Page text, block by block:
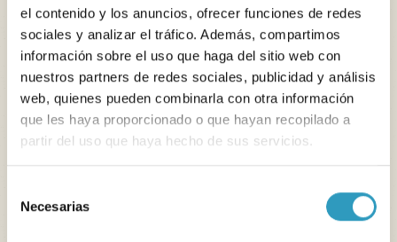
el contenido y los anuncios, ofrecer funciones de redes
sociales y analizar el tráfico. Además, compartimos
información sobre el uso que haga del sitio web con
nuestros partners de redes sociales, publicidad y análisis
web, quienes pueden combinarla con otra información
que les haya proporcionado o que hayan recopilado a
partir del uso que haya hecho de sus servicios.
Necesarias